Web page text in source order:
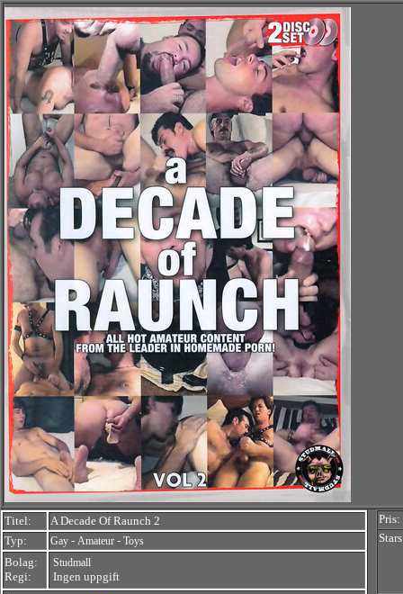
Titel:
A Decade Of Raunch 2
Typ:
Gay - Amateur - Toys
Bolag:
Regi:
Studmall
Ingen uppgift